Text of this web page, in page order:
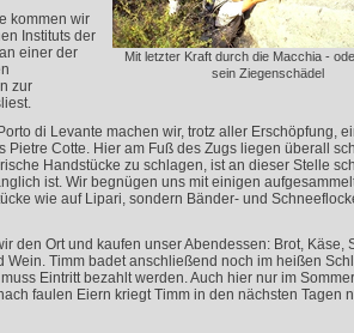
Mit letzter Kraft durch die Macchia -
sein Ziegenschädel
kommen wir
Instituts der
einer der
zur
di Levante machen wir, trotz aller Erschöpfung,
Pietre Cotte. Hier am Fuß des Zugs liegen überall
Handstücke zu schlagen, ist an dieser Stelle
ist. Wir begnügen uns mit einigen
wie auf Lipari, sondern Bänder- und
den Ort und kaufen unser Abendessen: Brot, Käse,
Wein. Timm badet anschließend noch im heißen
Eintritt bezahlt werden. Auch hier nur im
faulen Eiern kriegt Timm in den nächsten Tagen